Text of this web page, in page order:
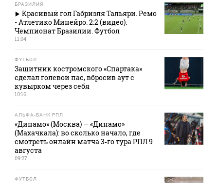
БРАЗИЛИЯ
Красивый гол Габриэля Тальяри. Ремо
- Атлетико Минейро. 2:2 (видео).
Чемпионат Бразилии. Футбол
11:04
ФУТБОЛ
Защитник костромского «Спартака»
сделал голевой пас, вбросив аут с
кувырком через себя
10:16
АЛЬФА-БАНК РПЛ
«Динамо» (Москва) — «Динамо»
(Махачкала): во сколько начало, где
смотреть онлайн матча 3‑го тура РПЛ 9
августа
09:27
ФУТБОЛ